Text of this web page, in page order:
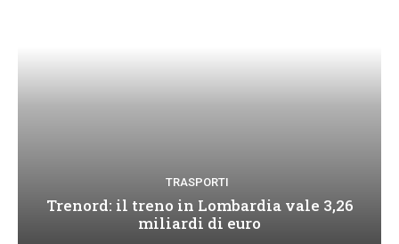
TRASPORTI
Trenord: il treno in Lombardia vale 3,26
miliardi di euro